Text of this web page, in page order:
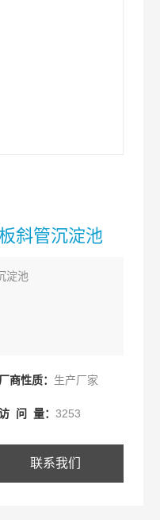
斜管沉淀池
淀池
厂商性质： 生产厂家
问 量： 3253
联系我们